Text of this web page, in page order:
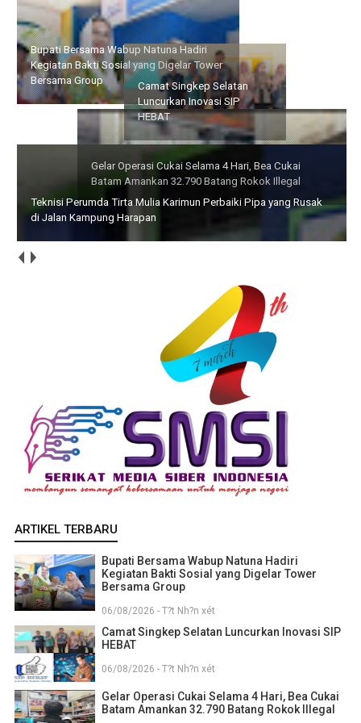
yang Digelar Tower Bersama Group
Camat Singkep Selatan
Luncurkan Inovasi SIP
Gelar Operasi Cukai Selama
4 Hari, Bea Cukai Batam
Amankan 32.790 Batang
Rokok Illegal
Teknisi Perumda Tirta Mulia Karimun Perbaiki Pipa yang Rusak
di Jalan Kampung Harapan
ARTIKEL TERBARU
Bupati Bersama Wabup Natuna Hadiri
Kegiatan Bakti Sosial yang Digelar Tower
Bersama Group
06/08/2026 - T?t Nh?n xét
Camat Singkep Selatan Luncurkan Inovasi SIP
HEBAT
06/08/2026 - T?t Nh?n xét
Gelar Operasi Cukai Selama 4 Hari, Bea Cukai
Batam Amankan 32.790 Batang Rokok Illegal